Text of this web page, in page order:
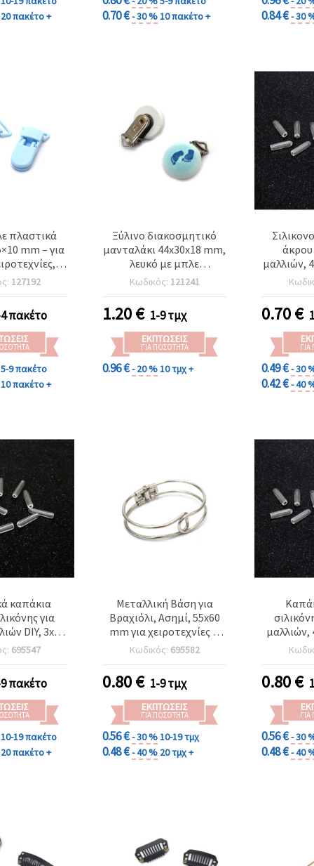
20 πακέτο + 0.70 €- 30 %10 πακέτο + 0.84 €- 30
πλαστικά
mm – για
ραπτική
127192
πακέτο
5-9 πακέτο
10 πακέτο +
Ξύλινο διακοσμητικό
μανταλάκι 44x30x18 mm,
λευκό με μπλε
πατουσάκια
Κωδικός: 121241
1.20€ 1-9 τμχ
ΕΚΠΤΏΣΕΙΣ
ΓΙΑ ΠΟΣΌΤΗΤΑ
0.96 €- 20 %10 τμχ +
άκρου
μαλλιών,
mm –
0.70€
0.49 €- 30
0.42 €- 40
καπάκια
για
DIY, 3x14
1,5 mm –
20 τεμ.
695547
πακέτο
10-19 πακέτο
20 πακέτο +
Μεταλλική Βάση για
Βραχιόλι, Ασημί, 55x60
mm για χειροτεχνίες &
κατασκευή κοσμημάτων
Κωδικός: 695582
0.80€ 1-9 τμχ
ΕΚΠΤΏΣΕΙΣ
ΓΙΑ ΠΟΣΌΤΗΤΑ
0.56 €- 30 %10-19 τμχ
0.48 €- 40 % 20 τμχ +
2,5 mm -
0.80€
0.56 €- 30
0.48 €- 40